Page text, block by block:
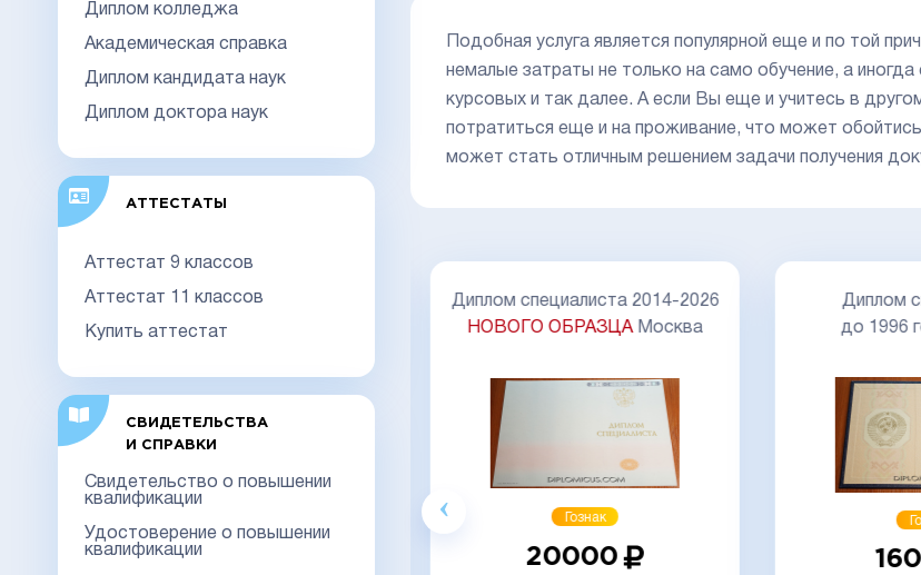
Диплом колледжа
Академическая справка
Диплом кандидата наук
Диплом доктора наук
АТТЕСТАТЫ
Аттестат 9 классов
Аттестат 11 классов
Купить аттестат
СВИДЕТЕЛЬСТВА
И СПРАВКИ
Свидетельство о повышении
квалификации
Удостоверение о повышении
квалификации
Подобная услуга является популярной еще и по той
немалые затраты не только на само обучение, а
курсовых и так далее. А если Вы еще и учитесь в
потратиться еще и на проживание, что может
может стать отличным решением задачи получения
Акция
Диплом специалиста 2014-2026
НОВОГО ОБРАЗЦА
Гознак
Диплом специалиста 2014-2026
НОВОГО ОБРАЗЦАМосква
Гознак
20000
Диплом
до 1996